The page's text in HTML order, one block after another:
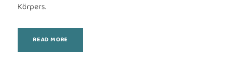
Körpers.
READ MORE